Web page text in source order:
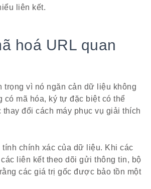
liên kết.
hoá URL quan
trọng vì nó ngăn cản dữ liệu không
có mã hóa, ký tự đặc biệt có thể
thay đổi cách máy phục vụ giải thích
tính chính xác của dữ liệu. Khi các
liên kết theo dõi gửi thông tin, bộ
các giá trị gốc được bảo tồn một